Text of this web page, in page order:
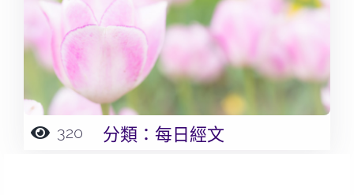
320 分類： 每日經文